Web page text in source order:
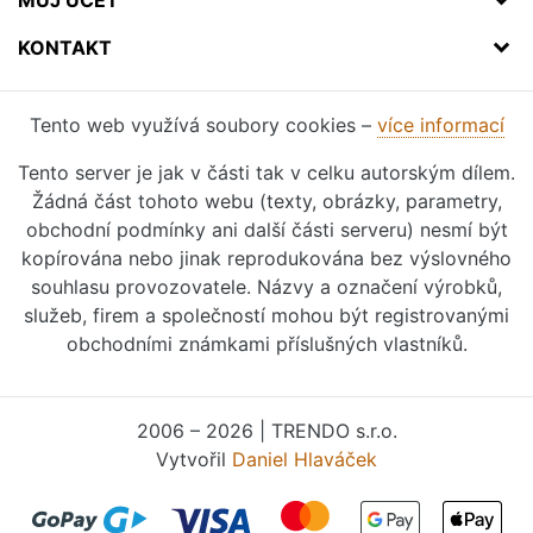
KONTAKT
Tento web využívá soubory cookies – více informací
Tento server je jak v části tak v celku autorským dílem.
Žádná část tohoto webu (texty, obrázky, parametry,
obchodní podmínky ani další části serveru) nesmí být
kopírována nebo jinak reprodukována bez výslovného
souhlasu provozovatele. Názvy a označení výrobků,
služeb, firem a společností mohou být registrovanými
obchodními známkami příslušných vlastníků.
2006 – 2026 | TRENDO s.r.o.
Vytvořil Daniel Hlaváček